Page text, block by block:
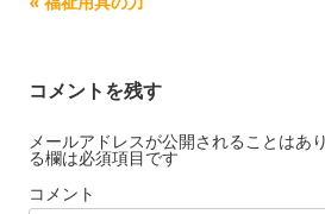
コメントを残す
メールアドレスが公開されることはあ
る欄は必須項目です
コメント